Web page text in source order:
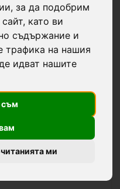
за да подобрим
като ви
съдържание и
трафика на нашия
идват нашите
съм
ми